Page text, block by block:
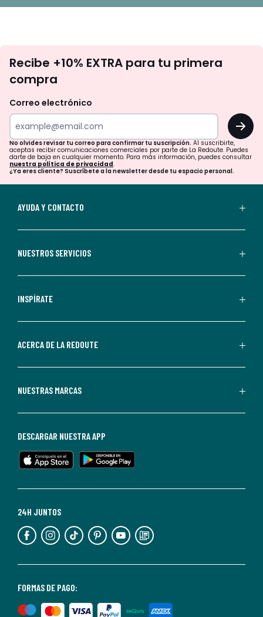
te
tu
para
confirmar
tu
suscripción.
aceptas
comerciales
personalizadas
parte
Redoute.
de
en
cualquier
Para
información,
puedes
nuestra
de
Recibe +10% EXTRA para tu primera
compra
Correo electrónico
OK
No olvides revisar tu correo para confirmar tu suscripción. Al suscribirte,
aceptas recibir comunicaciones comerciales por parte de La Redoute. Puedes
darte de baja en cualquier momento. Para más información, puedes consultar
nuestra política de privacidad.
¿Ya eres cliente? Suscríbete a la newsletter desde tu espacio personal.
AYUDA Y CONTACTO
NUESTROS SERVICIOS
INSPÍRATE
ACERCA DE LA REDOUTE
NUESTRAS MARCAS
FORMAS DE PAGO:
24H JUNTOS
DESCARGAR NUESTRA APP